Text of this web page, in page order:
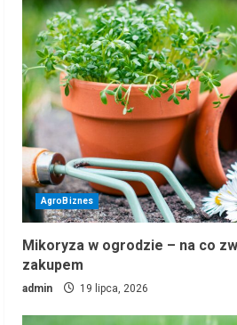
AgroBiznes
Mikoryza w ogrodzie – na co
zakupem
admin 19 lipca, 2026